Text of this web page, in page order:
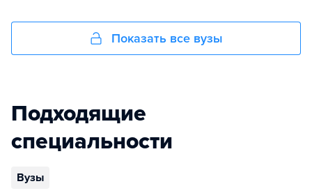
Показать все вузы
Подходящие
специальности
Вузы